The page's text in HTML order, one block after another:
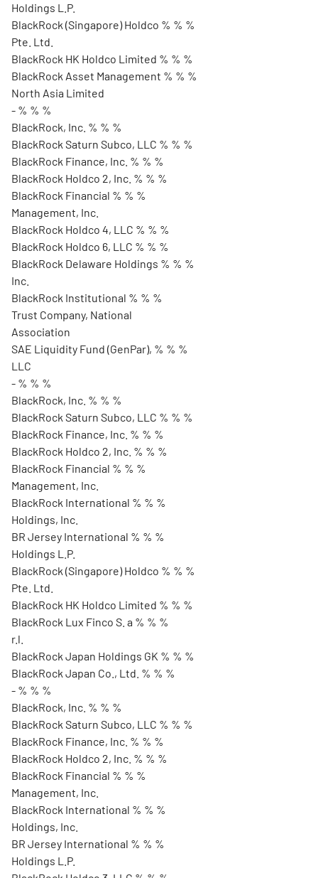
Holdings L.P.
BlackRock (Singapore) Holdco % % %
Pte. Ltd.
BlackRock HK Holdco Limited % % %
BlackRock Asset Management % % %
North Asia Limited
- % % %
BlackRock, Inc. % % %
BlackRock Saturn Subco, LLC % % %
BlackRock Finance, Inc. % % %
BlackRock Holdco 2, Inc. % % %
BlackRock Financial % % %
Management, Inc.
BlackRock Holdco 4, LLC % % %
BlackRock Holdco 6, LLC % % %
BlackRock Delaware Holdings % % %
Inc.
BlackRock Institutional % % %
Trust Company, National
Association
SAE Liquidity Fund (GenPar), % % %
LLC
- % % %
BlackRock, Inc. % % %
BlackRock Saturn Subco, LLC % % %
BlackRock Finance, Inc. % % %
BlackRock Holdco 2, Inc. % % %
BlackRock Financial % % %
Management, Inc.
BlackRock International % % %
Holdings, Inc.
BR Jersey International % % %
Holdings L.P.
BlackRock (Singapore) Holdco % % %
Pte. Ltd.
BlackRock HK Holdco Limited % % %
BlackRock Lux Finco S. a % % %
r.l.
BlackRock Japan Holdings GK % % %
BlackRock Japan Co., Ltd. % % %
- % % %
BlackRock, Inc. % % %
BlackRock Saturn Subco, LLC % % %
BlackRock Finance, Inc. % % %
BlackRock Holdco 2, Inc. % % %
BlackRock Financial % % %
Management, Inc.
BlackRock International % % %
Holdings, Inc.
BR Jersey International % % %
Holdings L.P.